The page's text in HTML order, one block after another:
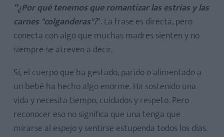
“¿Por qué tenemos que romantizar las estrías y las
carnes "colganderas"?". La frase es directa, pero
conecta con algo que muchas madres sienten y no
siempre se atreven a decir.
Sí, el cuerpo que ha gestado, parido o alimentado a
un bebé ha hecho algo enorme. Ha sostenido una
vida y necesita tiempo, cuidados y respeto. Pero
reconocer eso no significa que una tenga que
mirarse al espejo y sentirse estupenda todos los días.